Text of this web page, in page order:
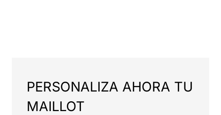
PERSONALIZA AHORA TU
MAILLOT